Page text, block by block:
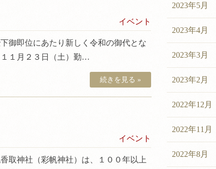
イベント
御即位にあたり新しく令和の御代とな
１月２３日（土）勤…
続きを見る »
イベント
取神社（彩帆神社）は、１００年以上
2023年5月
2023年4月
2023年3月
2023年2月
2022年12月
2022年11月
2022年8月